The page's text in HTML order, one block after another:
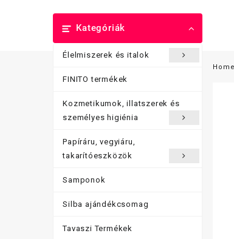
Kategóriák
Élelmiszerek és italok
FINITO termékek
Kozmetikumok, illatszerek és
személyes higiénia
Papíráru, vegyiáru,
takarítóeszközök
Samponok
Silba ajándékcsomag
Tavaszi Termékek
Home